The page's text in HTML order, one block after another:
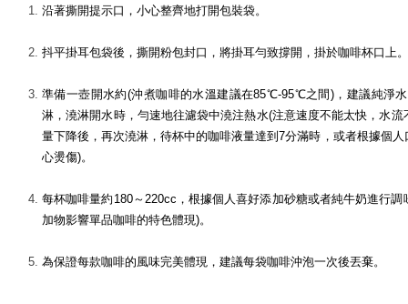
沿著撕開提示口，小心整齊地打開包裝袋。
抖平掛耳包袋後，撕開粉包封口，將掛耳勻致撐開，掛於咖啡杯口上。
準備一壺開水約(沖煮咖啡的水溫建議在85℃-95℃之間)，建議純淨
淋，澆淋開水時，勻速地往濾袋中澆注熱水(注意速度不能太快，水
量下降後，再次澆淋，待杯中的咖啡液量達到7分滿時，或者根據個
心燙傷)。
每杯咖啡量約180～220cc，根據個人喜好添加砂糖或者純牛奶進行
加物影響單品咖啡的特色體現)。
為保證每款咖啡的風味完美體現，建議每袋咖啡沖泡一次後丟棄。